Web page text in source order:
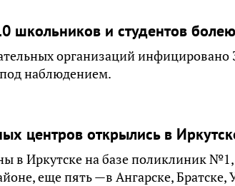
школьников и студентов
организаций инфицировано
наблюдением.
центров открылись в
в Иркутске на базе поликлиник
еще пять —в Ангарске, Братске,